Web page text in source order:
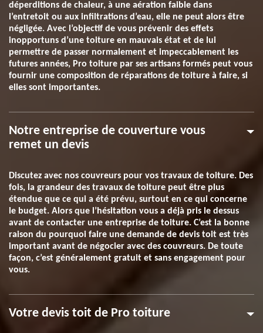
déperditions de chaleur, à une aération faible dans
l’entretoit ou aux infiltrations d’eau, elle ne peut alors être
négligée. Avec l’objectif de vous prévenir des effets
inopportuns d’une toiture en mauvais état et de lui
permettre de passer normalement et impeccablement les
futures années, Pro toiture par ses artisans formés peut vous
fournir une composition de réparations de toiture à faire, si
elles sont importantes.
Notre entreprise de couverture vous
remet un devis
Discutez avec nos couvreurs pour vos travaux de toiture. Des
fois, la grandeur des travaux de toiture peut être plus
étendue que ce qui a été prévu, surtout en ce qui concerne
le budget. Alors que l’hésitation vous a déjà pris le dessus
avant de contacter une entreprise de toiture. C’est la bonne
raison du pourquoi faire une demande de devis toit est très
important avant de négocier avec des couvreurs. De toute
façon, c’est généralement gratuit et sans engagement pour
vous.
Votre devis toit de Pro toiture